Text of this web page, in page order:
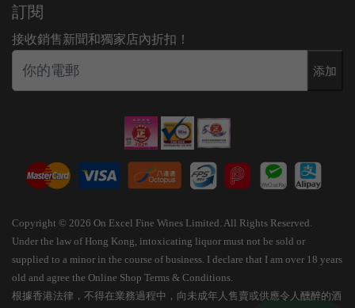
訂閱
接收銷售新聞和獨家店內折扣！
添加
Copyright © 2026 On Excel Fine Wines Limited. All Rights Reserved.
Under the law of Hong Kong, intoxicating liquor must not be sold or
supplied to a minor in the course of business. I declare that I am over 18 years
old and agree the Online Shop Terms & Conditions.
根據香港法律，不得在業務過程中，向未成年人售賣或供應令人醺醉的酒